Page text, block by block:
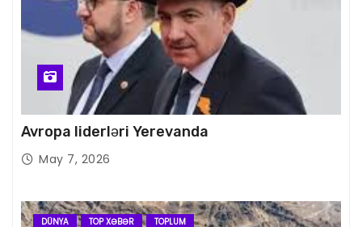
Avropa liderləri Yerevanda
May 7, 2026
DÜNYA TOP XƏBƏR TOPLUM